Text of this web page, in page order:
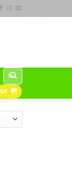
Search
for:
0₫